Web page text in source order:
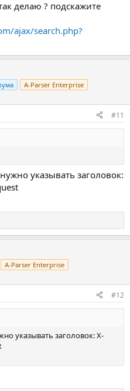
делаю ? подскажите
ajax/search.php?
A-Parser Enterprise
#11
указывать заголовок:
A-Parser Enterprise
#12
указывать заголовок: X-